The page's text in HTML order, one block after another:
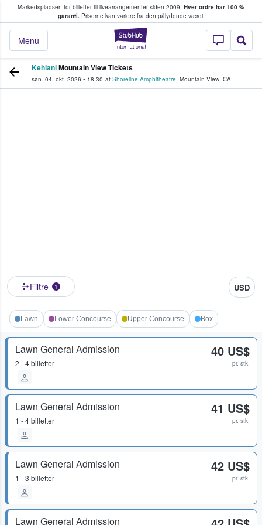
Markedspladsen for billetter til livearrangementer siden 2009. Hver ordre har 100 %
garanti.Priserne kan variere fra den pålydende værdi.
StubHub - Hvor
Menu
køber og sælger billetter
KehlaniMountain View Tickets
søn. 04. okt. 2026 • 18.30 at Shoreline Amphitheatre, Mountain View, CA
Filtre 1 USD
Lawn Lower Concourse Upper Concourse Box
Lawn General Admission
2 - 4 billetter
40 US$
pr. stk.
Lawn General Admission
1 - 4 billetter
41 US$
pr. stk.
Lawn General Admission
1 - 3 billetter
42 US$
pr. stk.
Lawn General Admission